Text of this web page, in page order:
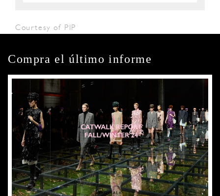
Courtesy of PIP
Compra el último informe